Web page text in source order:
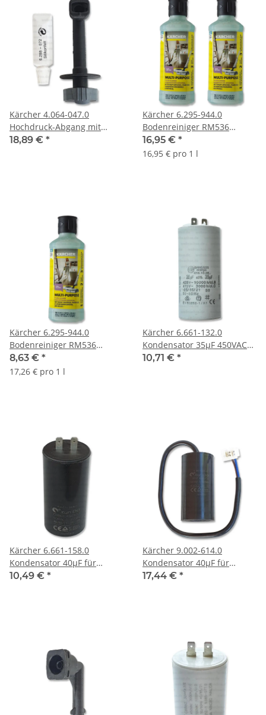
Kärcher 4.064-047.0
Hochdruck-Abgang mit
Klammer
18,89 € *
Kärcher 6.295-944.0
Bodenreiniger RM536
universal 2x500ml für
Hartböden
16,95 € *
16,95 € pro 1 l
Kärcher 6.295-944.0
Bodenreiniger RM536
universal 500ml für
Hartböden
8,63 € *
17,26 € pro 1 l
Kärcher 6.661-132.0
Kondensator 35µF 450VAC
für Hochdruckreiniger
10,71 € *
Kärcher 6.661-158.0
Kondensator 40µF für
Hochdruckreiniger
10,49 € *
Kärcher 9.002-614.0
Kondensator 40µF für
Hochdruckreiniger
17,44 € *